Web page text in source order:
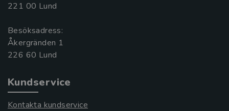
221 00 Lund
Besöksadress:
Åkergränden 1
Kundservice
Kontakta kundservice